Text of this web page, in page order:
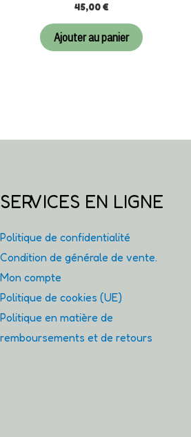
45,00€
Ajouter au panier
SERVICES EN LIGNE
Politique de confidentialité
Condition de générale de vente.
Mon compte
Politique de cookies (UE)
Politique en matière de
remboursements et de retours